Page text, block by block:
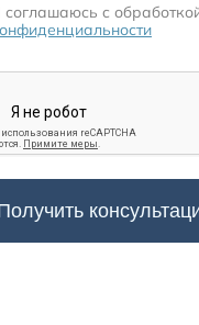
соглашаюсь c